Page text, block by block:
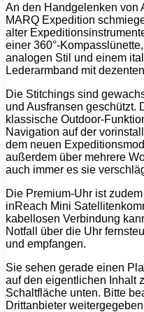
An den Handgelenken von
MARQ Expedition
alter
einer 360°-
analogen Stil und einem
Lederarmband mit
Die Stitchings sind
und Ausfransen geschützt.
klassische Outdoor-
Navigation auf der
dem neuen
außerdem über mehrere
auch immer es sie
Die Premium-Uhr ist
inReach Mini
kabellosen Verbindung
Notfall über die Uhr
und empfangen.
Sie sehen gerade einen
auf den eigentlichen Inhalt
Schaltfläche unten. Bitte
Drittanbieter